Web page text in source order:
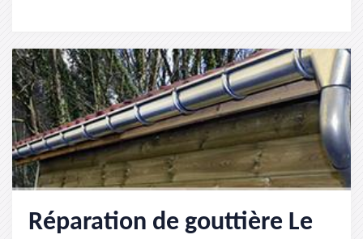
Réparation de gouttière Le